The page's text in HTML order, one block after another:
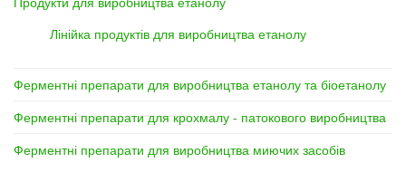
Лінійка продуктів для виробництва етанолу
Ферментні препарати для виробництва етанолу та біоетанолу
Ферментні препарати для крохмалу - патокового виробництва
Ферментні препарати для виробництва миючих засобів